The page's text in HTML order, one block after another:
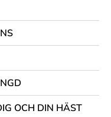
OCH DIN HÄST